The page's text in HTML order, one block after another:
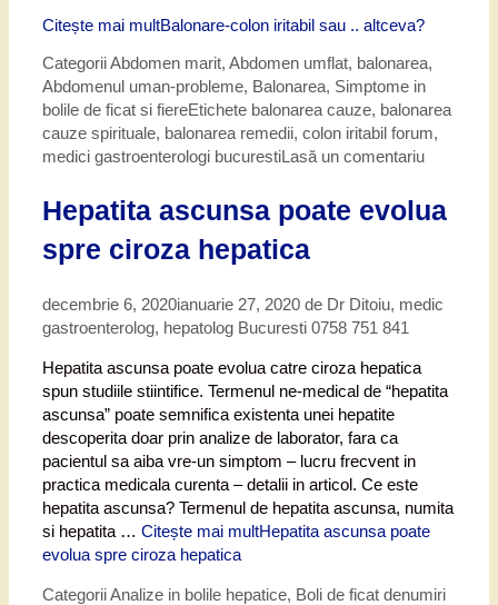
Citește mai multBalonare-colon iritabil sau .. altceva?
CategoriiAbdomen marit, Abdomen umflat, balonarea,
Abdomenul uman-probleme, Balonarea, Simptome in
bolile de ficat si fiereEtichete balonarea cauze, balonarea
cauze spirituale, balonarea remedii, colon iritabil forum,
medici gastroenterologi bucurestiLasă un comentariu
Hepatita ascunsa poate evolua
spre ciroza hepatica
decembrie 6, 2020ianuarie 27, 2020 de Dr Ditoiu, medic
gastroenterolog, hepatolog Bucuresti 0758 751 841
Hepatita ascunsa poate evolua catre ciroza hepatica
spun studiile stiintifice. Termenul ne-medical de “hepatita
ascunsa” poate semnifica existenta unei hepatite
descoperita doar prin analize de laborator, fara ca
pacientul sa aiba vre-un simptom – lucru frecvent in
practica medicala curenta – detalii in articol. Ce este
hepatita ascunsa? Termenul de hepatita ascunsa, numita
si hepatita … Citește mai multHepatita ascunsa poate
evolua spre ciroza hepatica
CategoriiAnalize in bolile hepatice, Boli de ficat denumiri